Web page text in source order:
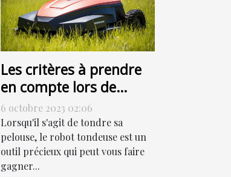
Les critères à prendre
en compte lors de
l'achat d'un robot
tondeuse
6 octobre 2023 02:06
Lorsqu'il s'agit de tondre sa
pelouse, le robot tondeuse est un
outil précieux qui peut vous faire
gagner...